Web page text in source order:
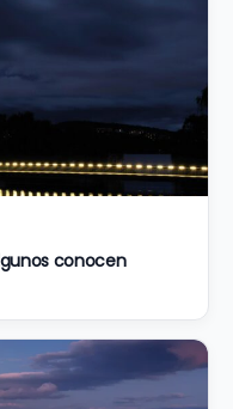
conocen